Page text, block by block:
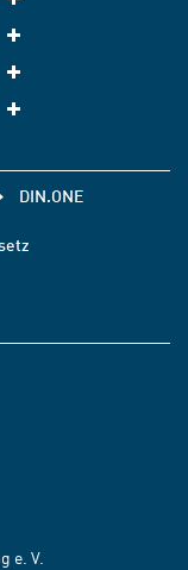
DIN.ONE
e. V.